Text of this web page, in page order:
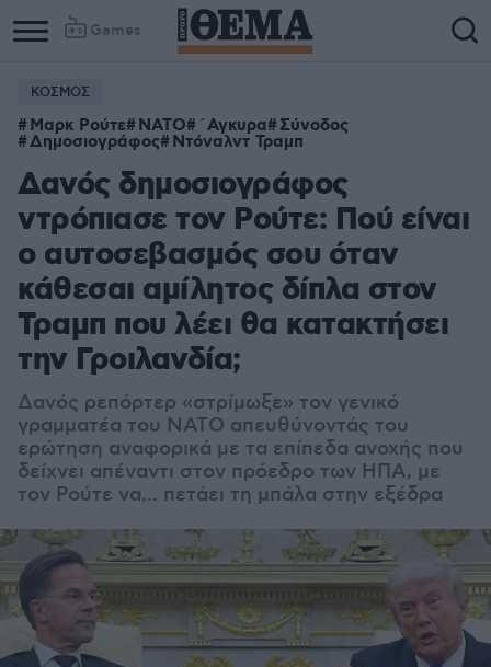
Games
ΚΟΣΜΟΣ
Μαρκ Ρούτε ΝΑΤΟ ΄Αγκυρα Σύνοδος
Δημοσιογράφος Ντόναλντ Τραμπ
Δανός δημοσιογράφος
ντρόπιασε τον Ρούτε: Πού είναι
ο αυτοσεβασμός σου όταν
κάθεσαι αμίλητος δίπλα στον
Τραμπ που λέει θα κατακτήσει
την Γροιλανδία;
Δανός ρεπόρτερ «στρίμωξε» τον γενικό
γραμματέα του ΝΑΤΟ απευθύνοντάς του
ερώτηση αναφορικά με τα επίπεδα ανοχής που
δείχνει απέναντι στον πρόεδρο των ΗΠΑ, με
τον Ρούτε να... πετάει τη μπάλα στην εξέδρα